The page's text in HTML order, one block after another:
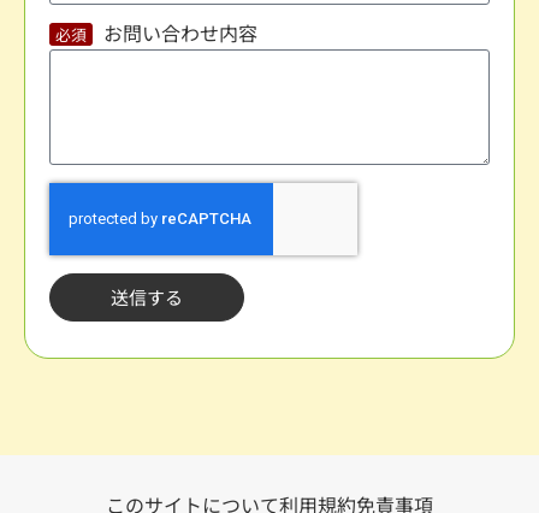
お問い合わせ内容
送信する
このサイトについて利用規約免責事項